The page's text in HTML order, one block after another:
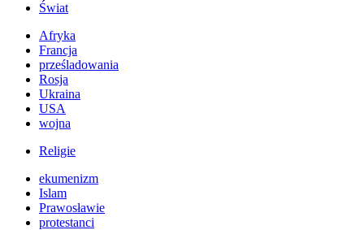
Świat
Afryka
Francja
prześladowania
Rosja
Ukraina
USA
wojna
Religie
ekumenizm
Islam
Prawosławie
protestanci